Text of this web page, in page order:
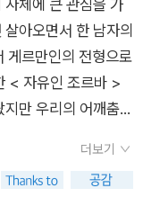
누며 인생을 고뇌하
, 호주의 널따란 풀
생에게도 자유는 없
들어가면서 열두시
서 만들어냈던 그 어
일까? 자유롭다는 것
구속, 관습의 구속
체에 큰 관심을 가
아오면서 한 남자의
르만인의 전형으로
< 자유인 조르바 >
만 우리의 어깨춤이
서 한없는 자유를 보
직도 그 당시의 어린
더보기